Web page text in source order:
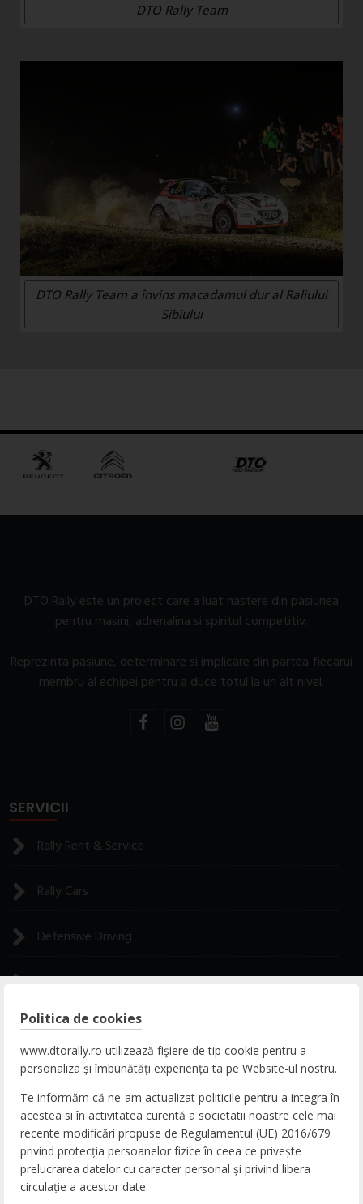
DTO Rally Team
DTO Rally Team a învins macadamul dur al Raliului
Sibiului
DTO Rally este un proiect care a luat nastere din pasiunea
pentru masini, adrenalina si spiritul competitiv.
Reprezinta pasiune, determinare si implicare din partea fiecarui
membru al echipei pentru a duce totul la un alt nivel.
SERVICII
Rally Rent & Service
Rally Cars
Defensive Driving
Rally Experience
CONTACT
DN65b, Nr. 9, Zona Comercială Bradu, 117141
Pitești, Argeș, România
TELEFON
+40 248 207616
Politica de cookies
www.dtorally.ro utilizează fişiere de tip cookie pentru a
personaliza și îmbunătăți experiența ta pe Website-ul nostru.
Te informăm că ne-am actualizat politicile pentru a integra în
acestea si în activitatea curentă a societatii noastre cele mai
recente modificări propuse de Regulamentul (UE) 2016/679
privind protecția persoanelor fizice în ceea ce privește
prelucrarea datelor cu caracter personal și privind libera
circulație a acestor date.